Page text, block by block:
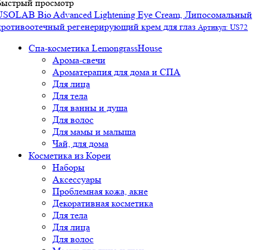
просмотр
Bio Advanced Lightening Eye Cream, Липосомальный
регенерирующий крем для глаз Артикул: US72
Спа-косметика LemongrassHouse
Арома-свечи
Ароматерапия для дома и СПА
Для лица
Для тела
Для ванны и душа
Для волос
Для мамы и малыша
Чай, для дома
Косметика из Кореи
Наборы
Аксессуары
Проблемная кожа, акне
Декоративная косметика
Для тела
Для лица
Для волос